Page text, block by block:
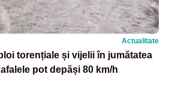
Actualitate
torențiale și vijelii în jumătatea
pot depăși 80 km/h